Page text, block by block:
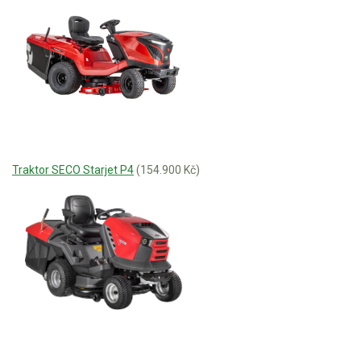
Traktor SECO Starjet P4(154.900 Kč)